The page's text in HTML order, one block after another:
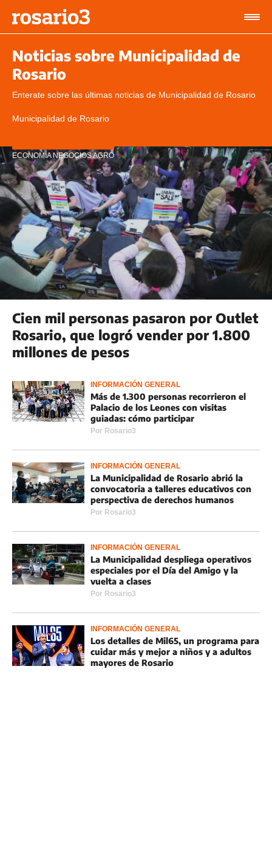
Noticias sobre Municipalidad de
Rosario
Enterate sobre las últimas noticias de Municipalidad de Rosario
Municipalidad de Rosario
ECONOMÍA NEGOCIOS AGRO
Cien mil personas pasaron por Outlet
Rosario, que logró vender por 1.800
millones de pesos
INFORMACIÓN GENERAL
Más de 1.300 personas recorrieron el
Palacio de los Leones con visitas
guiadas: cómo participar
Por Rosario3
INFORMACIÓN GENERAL
La Municipalidad de Rosario abrió la
convocatoria a talleres educativos con
perspectiva de derechos humanos
Por Rosario3
INFORMACIÓN GENERAL
La Municipalidad despliega operativos
especiales por el Día del Amigo y la
vuelta a clases
Por Rosario3
INFORMACIÓN GENERAL
Los detalles de Mil65, un programa para
cuidar más y mejor a niños y a adultos
mayores de Rosario